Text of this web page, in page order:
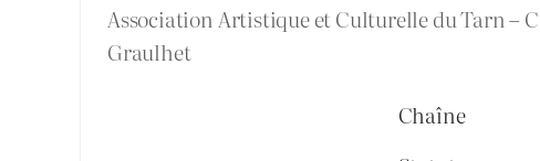
Association Artistique et Culturelle du Tarn –
Graulhet
Chaîne